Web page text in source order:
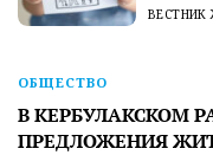
ВЕСТНИК
ОБЩЕСТВО
В КЕРБУЛАКСКОМ
ПРЕДЛОЖЕНИЯ